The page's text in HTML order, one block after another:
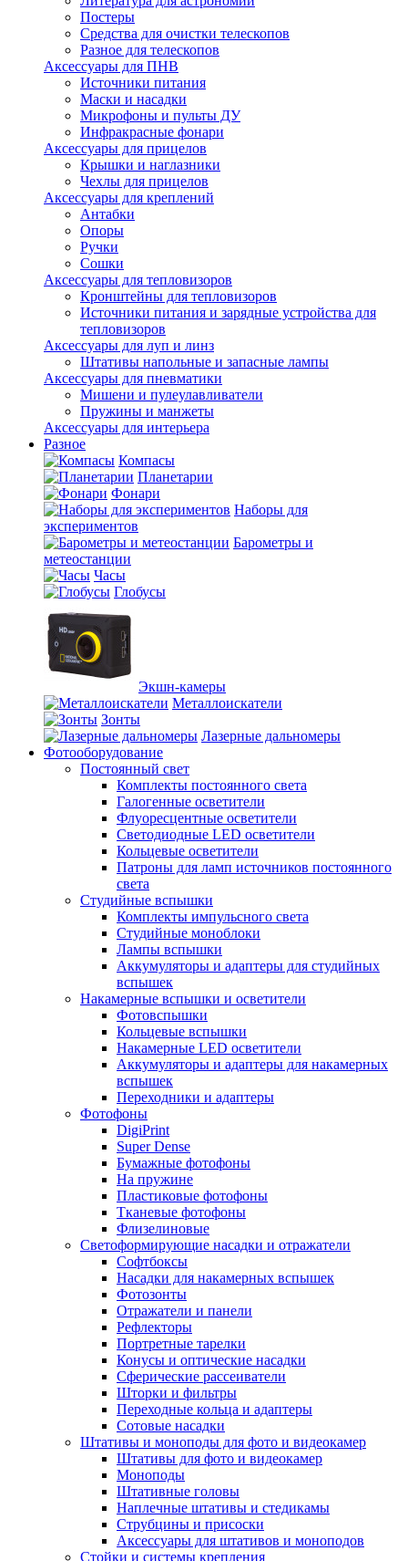
Постеры
Средства для очистки телескопов
Разное для телескопов
Аксессуары для ПНВ
Источники питания
Маски и насадки
Микрофоны и пульты ДУ
Инфракрасные фонари
Аксессуары для прицелов
Крышки и наглазники
Чехлы для прицелов
Аксессуары для креплений
Антабки
Опоры
Ручки
Сошки
Аксессуары для тепловизоров
Кронштейны для тепловизоров
Источники питания и зарядные устройства для
тепловизоров
Аксессуары для луп и линз
Штативы напольные и запасные лампы
Аксессуары для пневматики
Мишени и пулеулавливатели
Пружины и манжеты
Аксессуары для интерьера
Разное
Компасы
Планетарии
Фонари
Наборы для
экспериментов
Барометры и
метеостанции
Часы
Глобусы
Экшн-камеры
Металлоискатели
Зонты
Лазерные дальномеры
Фотооборудование
Постоянный свет
Комплекты постоянного света
Галогенные осветители
Флуоресцентные осветители
Светодиодные LED осветители
Кольцевые осветители
Патроны для ламп источников постоянного
света
Студийные вспышки
Комплекты импульсного света
Студийные моноблоки
Лампы вспышки
Аккумуляторы и адаптеры для студийных
вспышек
Накамерные вспышки и осветители
Фотовспышки
Кольцевые вспышки
Накамерные LED осветители
Аккумуляторы и адаптеры для накамерных
вспышек
Переходники и адаптеры
Фотофоны
DigiPrint
Super Dense
Бумажные фотофоны
На пружине
Пластиковые фотофоны
Тканевые фотофоны
Флизелиновые
Светоформирующие насадки и отражатели
Софтбоксы
Насадки для накамерных вспышек
Фотозонты
Отражатели и панели
Рефлекторы
Портретные тарелки
Конусы и оптические насадки
Сферические рассеиватели
Шторки и фильтры
Переходные кольца и адаптеры
Сотовые насадки
Штативы и моноподы для фото и видеокамер
Штативы для фото и видеокамер
Моноподы
Штативные головы
Наплечные штативы и стедикамы
Струбцины и присоски
Аксессуары для штативов и моноподов
Стойки и системы крепления